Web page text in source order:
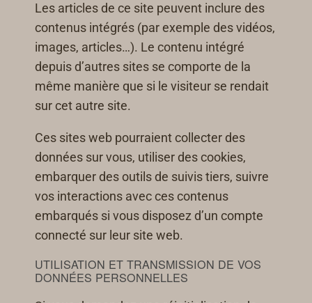
Les articles de ce site peuvent inclure des
contenus intégrés (par exemple des vidéos,
images, articles…). Le contenu intégré
depuis d’autres sites se comporte de la
même manière que si le visiteur se rendait
sur cet autre site.
Ces sites web pourraient collecter des
données sur vous, utiliser des cookies,
embarquer des outils de suivis tiers, suivre
vos interactions avec ces contenus
embarqués si vous disposez d’un compte
connecté sur leur site web.
UTILISATION ET TRANSMISSION DE VOS
DONNÉES PERSONNELLES